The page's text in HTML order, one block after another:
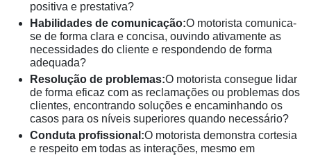
positiva e prestativa?
Habilidades de comunicação:O motorista comunica-
se de forma clara e concisa, ouvindo ativamente as
necessidades do cliente e respondendo de forma
adequada?
Resolução de problemas:O motorista consegue lidar
de forma eficaz com as reclamações ou problemas dos
clientes, encontrando soluções e encaminhando os
casos para os níveis superiores quando necessário?
Conduta profissional:O motorista demonstra cortesia
e respeito em todas as interações, mesmo em